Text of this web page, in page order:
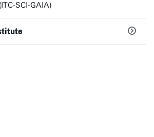
SCI-GAIA)